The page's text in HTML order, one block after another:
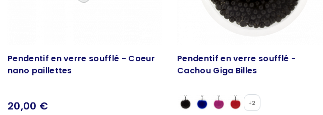
Pendentif en verre soufflé - Coeur
nano paillettes
20,00 €
Pendentif en verre soufflé -
Cachou Giga Billes
+2